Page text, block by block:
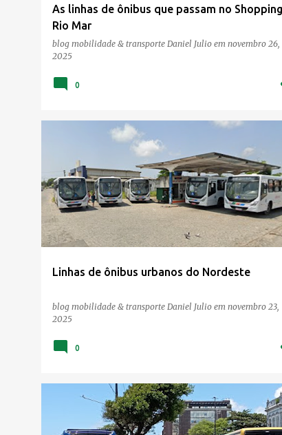
As linhas de ônibus que passam no Shopping
Rio Mar
blog mobilidade & transporte Daniel Julio em novembro 26,
2025
0
Linhas de ônibus urbanos do Nordeste
blog mobilidade & transporte Daniel Julio em novembro 23,
2025
0